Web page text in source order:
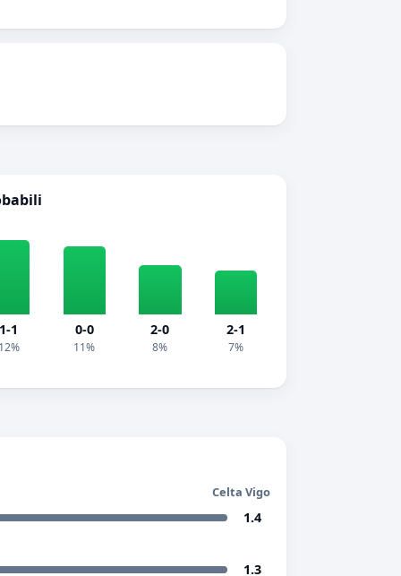
1-1 0-0
11%
2-0
8%
2-1
7%
Celta Vigo
1.4
1.3